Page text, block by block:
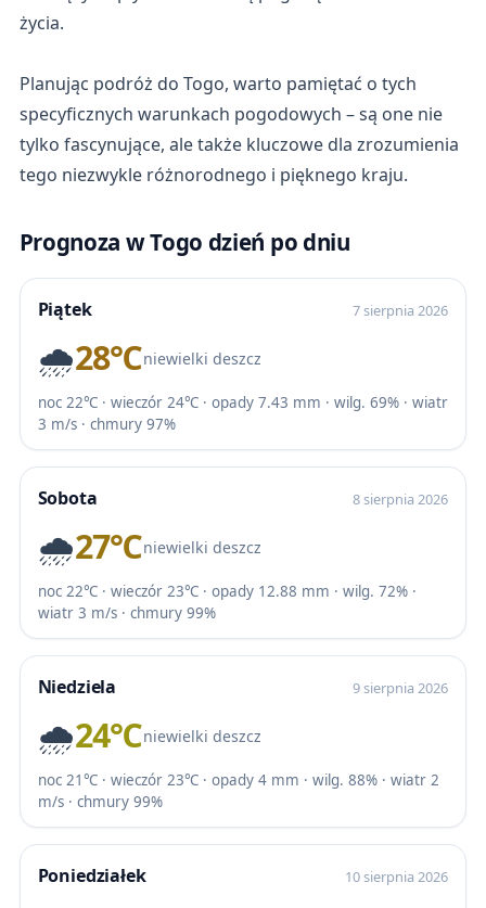
życia.
Planując podróż do Togo, warto pamiętać o tych
specyficznych warunkach pogodowych – są one nie
tylko fascynujące, ale także kluczowe dla zrozumienia
tego niezwykle różnorodnego i pięknego kraju.
Prognoza w Togo dzień po dniu
Piątek 7 sierpnia 2026
🌧️28℃niewielki deszcz
noc 22℃ · wieczór 24℃ · opady 7.43 mm · wilg. 69% · wiatr
3 m/s · chmury 97%
Sobota 8 sierpnia 2026
🌧️27℃niewielki deszcz
noc 22℃ · wieczór 23℃ · opady 12.88 mm · wilg. 72% ·
wiatr 3 m/s · chmury 99%
Niedziela 9 sierpnia 2026
🌧️24℃niewielki deszcz
noc 21℃ · wieczór 23℃ · opady 4 mm · wilg. 88% · wiatr 2
m/s · chmury 99%
Poniedziałek 10 sierpnia 2026